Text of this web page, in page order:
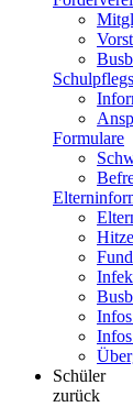
Formulare
Schüler
zurück